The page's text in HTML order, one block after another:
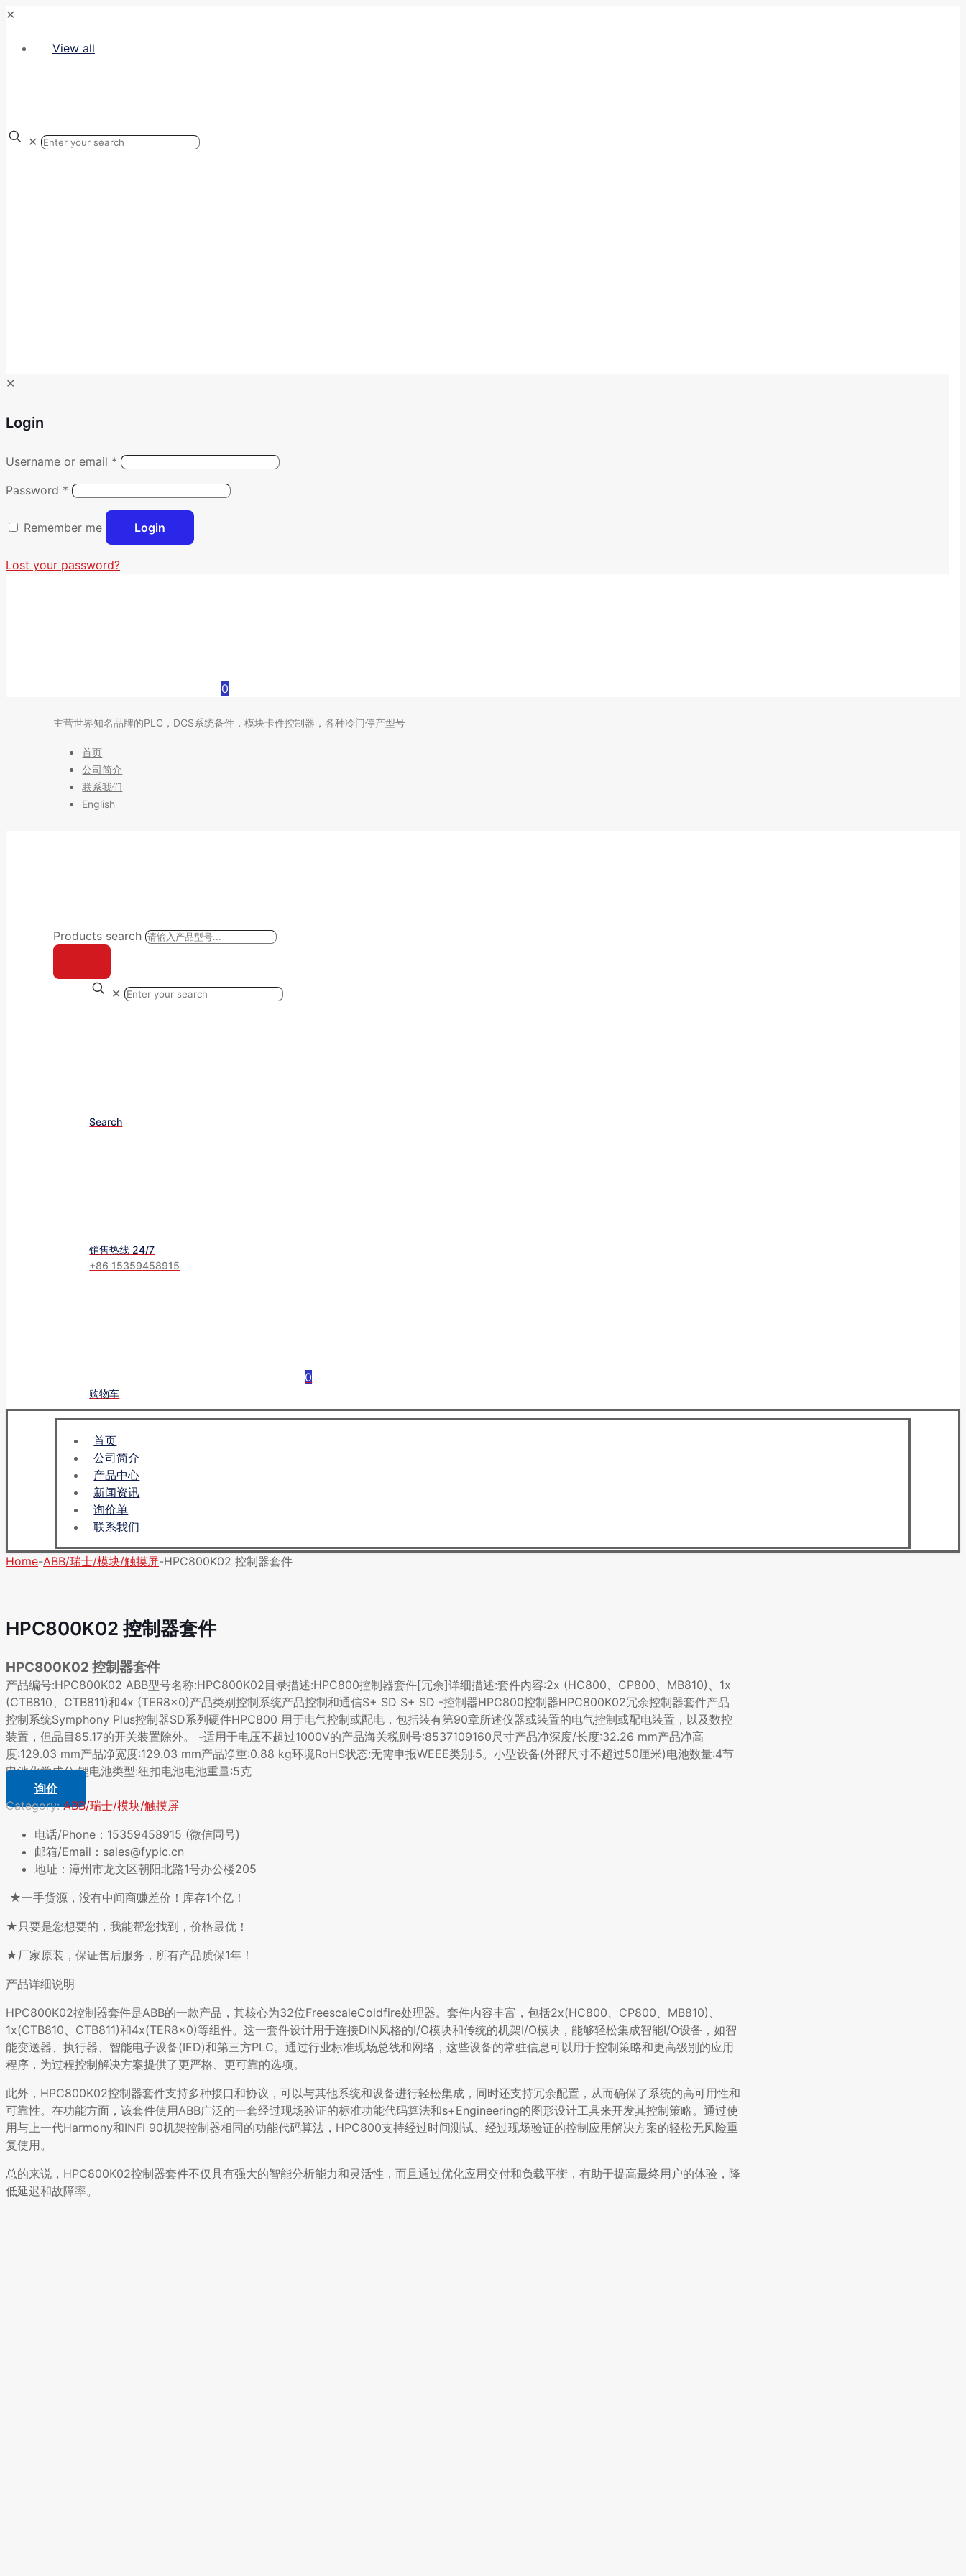
✕
View all
✕
✕
Login
Username or email *
Password *
Remember me Login
Lost your password?
0
主营世界知名品牌的PLC，DCS系统备件，模块卡件控制器，各种冷门停产型号
首页
公司简介
联系我们
English
Products search
✕
Search
销售热线 24/7
+86 15359458915
0
购物车
首页
公司简介
产品中心
新闻资讯
询价单
联系我们
Home-ABB/瑞士/模块/触摸屏-HPC800K02 控制器套件
HPC800K02 控制器套件
HPC800K02 控制器套件
产品编号:HPC800K02 ABB型号名称:HPC800K02目录描述:HPC800控制器套件[冗余]详细描述:套件内容:2x (HC800、CP800、MB810)、1x
(CTB810、CTB811)和4x (TER8x0)产品类别控制系统产品控制和通信S+ SD S+ SD -控制器HPC800控制器HPC800K02冗余控制器套件产品
控制系统Symphony Plus控制器SD系列硬件HPC800 用于电气控制或配电，包括装有第90章所述仪器或装置的电气控制或配电装置，以及数控
装置，但品目85.17的开关装置除外。 -适用于电压不超过1000V的产品海关税则号:8537109160尺寸产品净深度/长度:32.26 mm产品净高
度:129.03 mm产品净宽度:129.03 mm产品净重:0.88 kg环境RoHS状态:无需申报WEEE类别:5。小型设备(外部尺寸不超过50厘米)电池数量:4节
电池化学成分:锂电池类型:纽扣电池电池重量:5克
询价
Category:ABB/瑞士/模块/触摸屏
电话/Phone：15359458915 (微信同号)
邮箱/Email：sales@fyplc.cn
地址：漳州市龙文区朝阳北路1号办公楼205
★一手货源，没有中间商赚差价！库存1个亿！
★只要是您想要的，我能帮您找到，价格最优！
★厂家原装，保证售后服务，所有产品质保1年！
产品详细说明
HPC800K02控制器套件是ABB的一款产品，其核心为32位FreescaleColdfire处理器。套件内容丰富，包括2x(HC800、CP800、MB810)、
1x(CTB810、CTB811)和4x(TER8x0)等组件。这一套件设计用于连接DIN风格的I/O模块和传统的机架I/O模块，能够轻松集成智能I/O设备，如智
能变送器、执行器、智能电子设备(IED)和第三方PLC。通过行业标准现场总线和网络，这些设备的常驻信息可以用于控制策略和更高级别的应用
程序，为过程控制解决方案提供了更严格、更可靠的选项。
此外，HPC800K02控制器套件支持多种接口和协议，可以与其他系统和设备进行轻松集成，同时还支持冗余配置，从而确保了系统的高可用性和
可靠性。在功能方面，该套件使用ABB广泛的一套经过现场验证的标准功能代码算法和s+Engineering的图形设计工具来开发其控制策略。通过使
用与上一代Harmony和INFI 90机架控制器相同的功能代码算法，HPC800支持经过时间测试、经过现场验证的控制应用解决方案的轻松无风险重
复使用。
总的来说，HPC800K02控制器套件不仅具有强大的智能分析能力和灵活性，而且通过优化应用交付和负载平衡，有助于提高最终用户的体验，降
低延迟和故障率。